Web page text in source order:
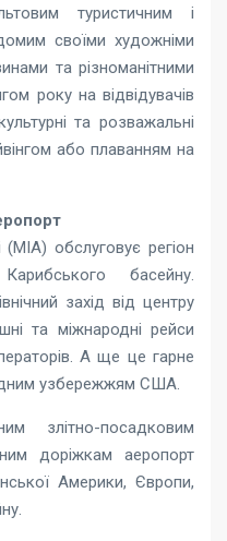
туристичним і
своїми художніми
та різноманітними
року на відвідувачів
та розважальні
або плаванням на
обслуговує регіон
басейну.
захід від центру
та міжнародні рейси
А ще це гарне
узбережжям США.
злітно-посадковим
доріжкам аеропорт
Америки, Європи,